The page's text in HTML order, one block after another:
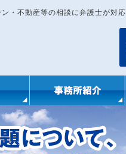
・不動産等の相談に弁護士が対応